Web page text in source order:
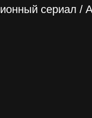
сериал /